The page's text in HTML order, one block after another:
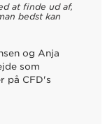
at finde ud af,
bedst kan
og Anja
som
på CFD's